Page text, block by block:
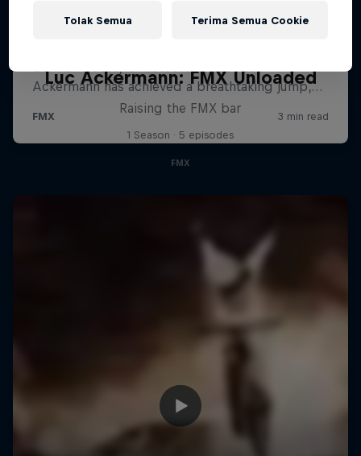
Luc Ackermann: FMX Unloaded
Raising the FMX bar
1 Season · 5 episodes
FMX
Tolak Semua Terima Semua Cookie